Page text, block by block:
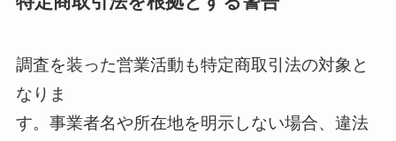
調査を装った営業活動も特定商取引法の対象と
なりま
す。事業者名や所在地を明示しない場合、違法